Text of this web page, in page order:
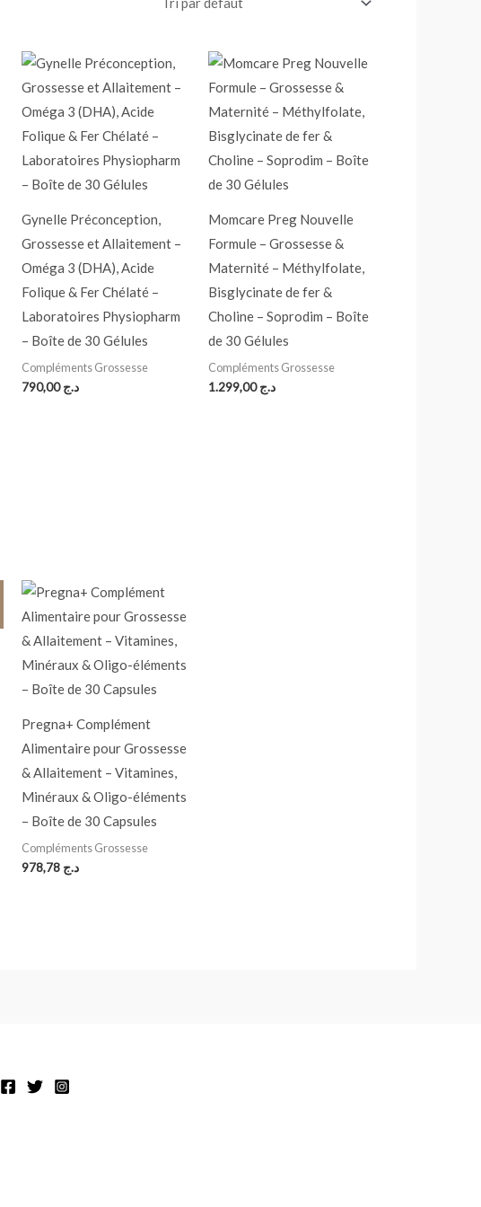
Gynelle Préconception,
Grossesse et Allaitement –
Oméga 3 (DHA), Acide
Folique & Fer Chélaté –
Laboratoires Physiopharm
– Boîte de 30 Gélules
Compléments Grossesse
د.ج790,00
Momcare Preg Nouvelle
Formule – Grossesse &
Maternité – Méthylfolate,
Bisglycinate de fer &
Choline – Soprodim – Boîte
de 30 Gélules
Compléments Grossesse
د.ج1.299,00
Pregna+ Complément
Alimentaire pour Grossesse
& Allaitement – Vitamines,
Minéraux & Oligo-éléments
– Boîte de 30 Capsules
Compléments Grossesse
د.ج